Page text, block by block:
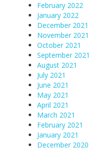
February 2022
January 2022
December 2021
November 2021
October 2021
September 2021
August 2021
July 2021
June 2021
May 2021
April 2021
March 2021
February 2021
January 2021
December 2020